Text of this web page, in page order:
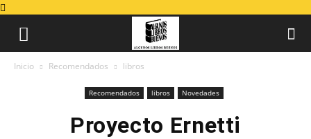
Inicio Recomendados libros
Recomendados libros Novedades
Proyecto Ernetti